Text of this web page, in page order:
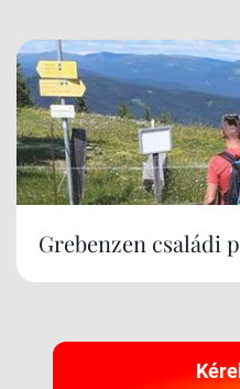
Grebenzen családi